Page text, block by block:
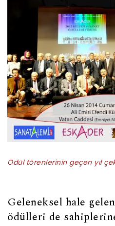
Ödül törenlerinin geçen yıl
Geleneksel hale
ödülleri de